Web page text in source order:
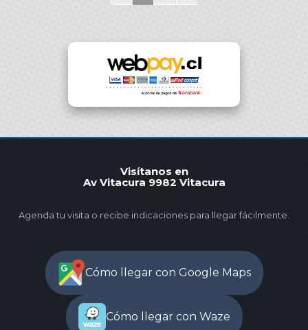
Visítanos en
Av Vitacura 9982 Vitacura
Agenda tu visita o recibe indicaciones para llegar fácilmente.
Cómo llegar con Google Maps
Cómo llegar con Waze